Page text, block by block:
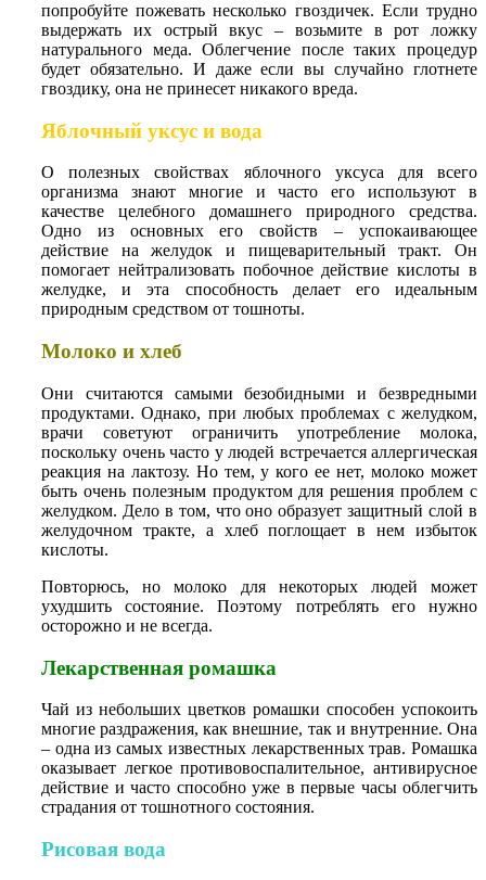
попробуйте пожевать несколько гвоздичек. Если трудно
выдержать их острый вкус – возьмите в рот ложку
натурального меда. Облегчение после таких процедур
будет обязательно. И даже если вы случайно глотнете
гвоздику, она не принесет никакого вреда.
Яблочный уксус и вода
О полезных свойствах яблочного уксуса для всего
организма знают многие и часто его используют в
качестве целебного домашнего природного средства.
Одно из основных его свойств – успокаивающее
действие на желудок и пищеварительный тракт. Он
помогает нейтрализовать побочное действие кислоты в
желудке, и эта способность делает его идеальным
природным средством от тошноты.
Молоко и хлеб
Они считаются самыми безобидными и безвредными
продуктами. Однако, при любых проблемах с желудком,
врачи советуют ограничить употребление молока,
поскольку очень часто у людей встречается аллергическая
реакция на лактозу. Но тем, у кого ее нет, молоко может
быть очень полезным продуктом для решения проблем с
желудком. Дело в том, что оно образует защитный слой в
желудочном тракте, а хлеб поглощает в нем избыток
кислоты.
Повторюсь, но молоко для некоторых людей может
ухудшить состояние. Поэтому потреблять его нужно
осторожно и не всегда.
Лекарственная ромашка
Чай из небольших цветков ромашки способен успокоить
многие раздражения, как внешние, так и внутренние. Она
– одна из самых известных лекарственных трав. Ромашка
оказывает легкое противовоспалительное, антивирусное
действие и часто способно уже в первые часы облегчить
страдания от тошнотного состояния.
Рисовая вода